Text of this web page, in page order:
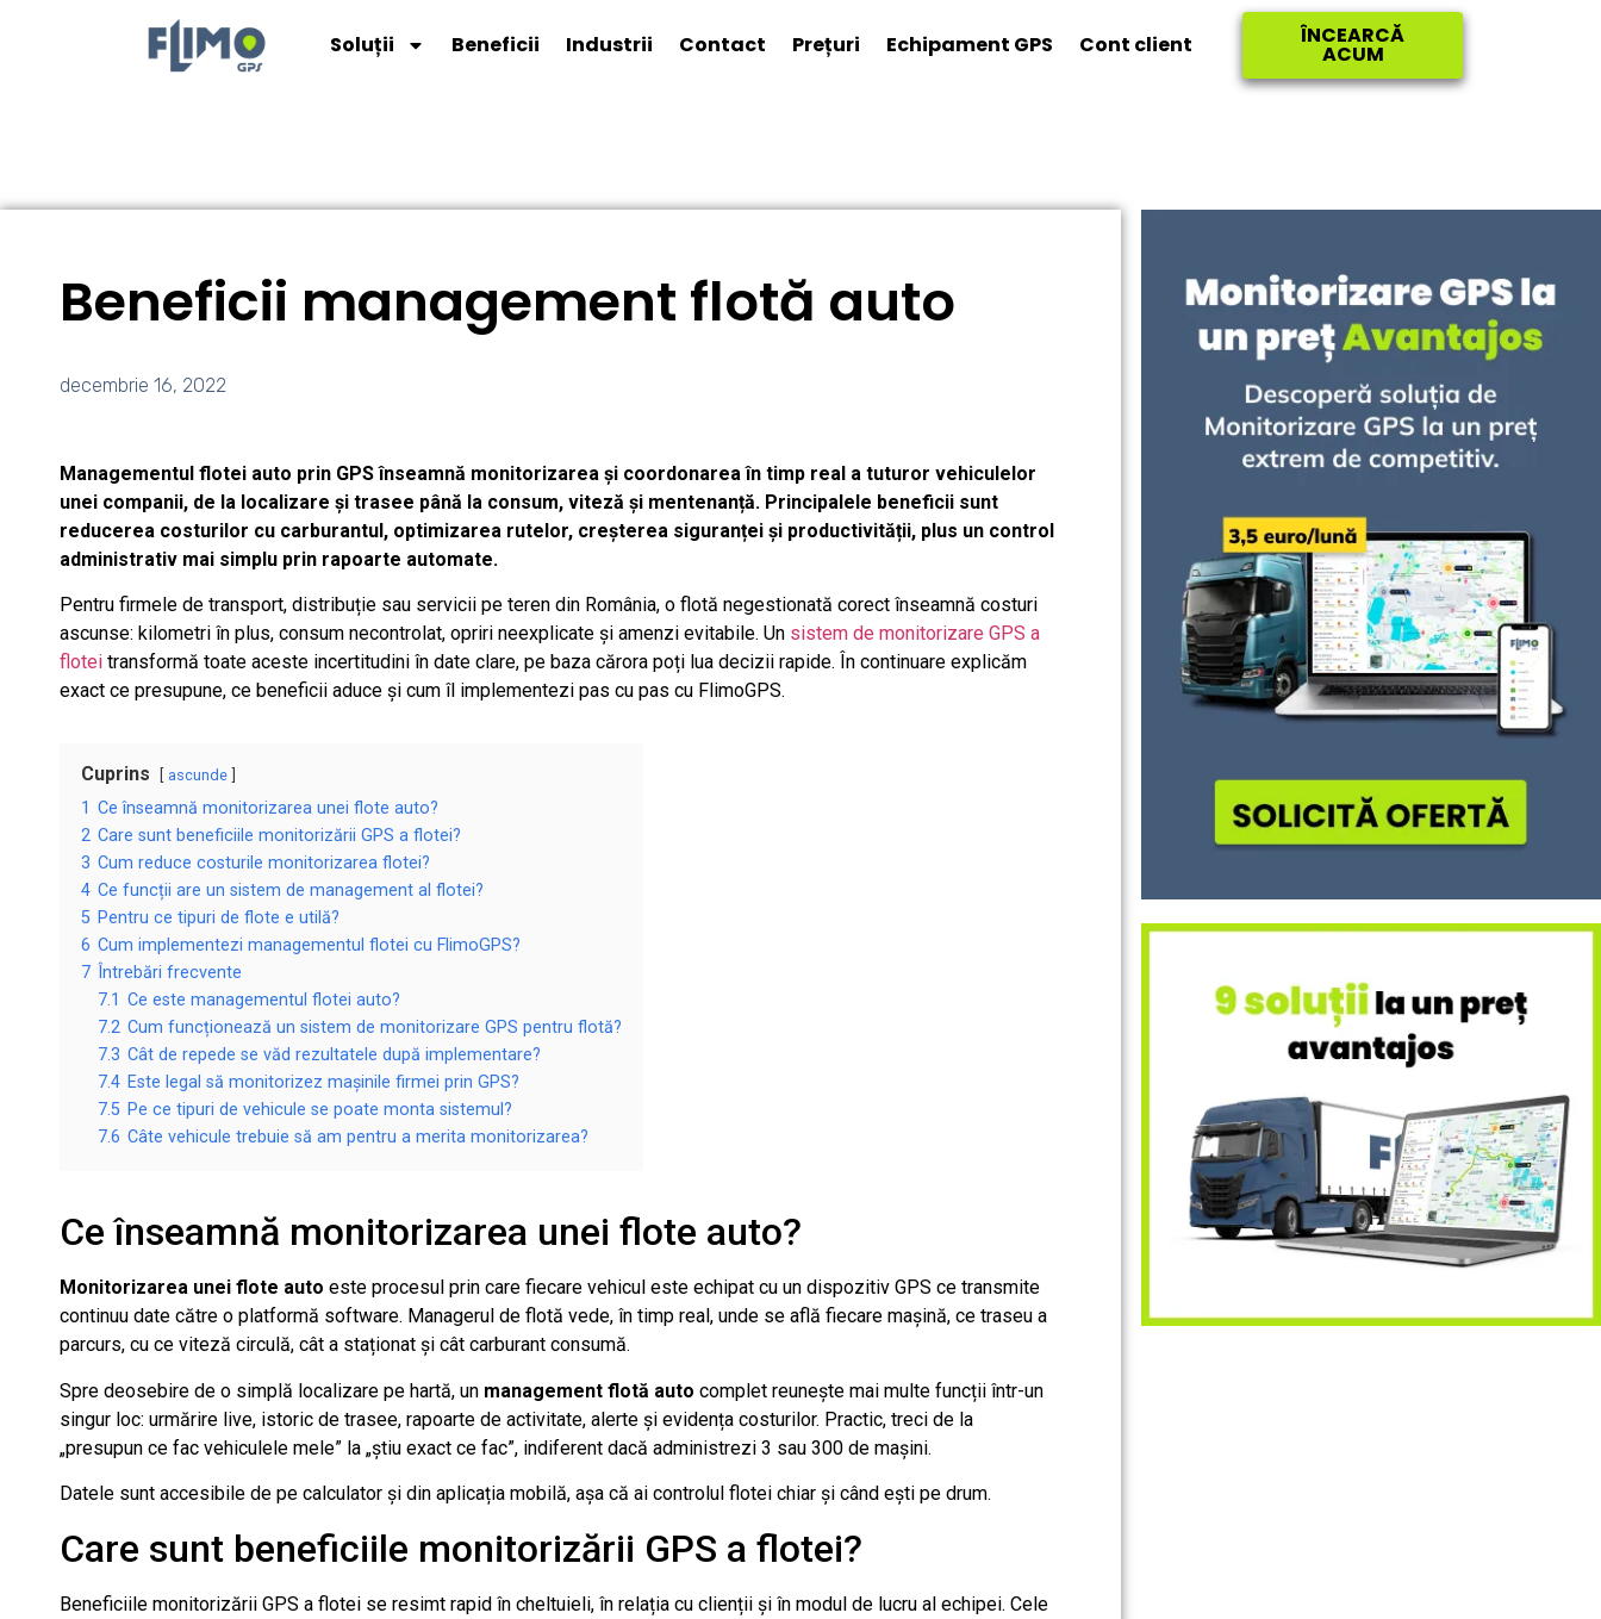
Soluții Beneficii Industrii Contact Prețuri Echipament GPS Cont client ÎNCEARCĂ
ACUM
Beneficii management flotă auto
decembrie 16, 2022
Managementul flotei auto prin GPS înseamnă monitorizarea și coordonarea în timp real a tuturor vehiculelor
unei companii, de la localizare și trasee până la consum, viteză și mentenanță. Principalele beneficii sunt
reducerea costurilor cu carburantul, optimizarea rutelor, creșterea siguranței și productivității, plus un control
administrativ mai simplu prin rapoarte automate.
Pentru firmele de transport, distribuție sau servicii pe teren din România, o flotă negestionată corect înseamnă costuri
ascunse: kilometri în plus, consum necontrolat, opriri neexplicate și amenzi evitabile. Un sistem de monitorizare GPS a
flotei transformă toate aceste incertitudini în date clare, pe baza cărora poți lua decizii rapide. În continuare explicăm
exact ce presupune, ce beneficii aduce și cum îl implementezi pas cu pas cu FlimoGPS.
Cuprins ascunde
1 Ce înseamnă monitorizarea unei flote auto?
2 Care sunt beneficiile monitorizării GPS a flotei?
3 Cum reduce costurile monitorizarea flotei?
4 Ce funcții are un sistem de management al flotei?
5 Pentru ce tipuri de flote e utilă?
6 Cum implementezi managementul flotei cu FlimoGPS?
7 Întrebări frecvente
7.1 Ce este managementul flotei auto?
7.2 Cum funcționează un sistem de monitorizare GPS pentru flotă?
7.3 Cât de repede se văd rezultatele după implementare?
7.4 Este legal să monitorizez mașinile firmei prin GPS?
7.5 Pe ce tipuri de vehicule se poate monta sistemul?
7.6 Câte vehicule trebuie să am pentru a merita monitorizarea?
Ce înseamnă monitorizarea unei flote auto?
Monitorizarea unei flote auto este procesul prin care fiecare vehicul este echipat cu un dispozitiv GPS ce transmite
continuu date către o platformă software. Managerul de flotă vede, în timp real, unde se află fiecare mașină, ce traseu a
parcurs, cu ce viteză circulă, cât a staționat și cât carburant consumă.
Spre deosebire de o simplă localizare pe hartă, un management flotă auto complet reunește mai multe funcții într-un
singur loc: urmărire live, istoric de trasee, rapoarte de activitate, alerte și evidența costurilor. Practic, treci de la
„presupun ce fac vehiculele mele” la „știu exact ce fac”, indiferent dacă administrezi 3 sau 300 de mașini.
Datele sunt accesibile de pe calculator și din aplicația mobilă, așa că ai controlul flotei chiar și când ești pe drum.
Care sunt beneficiile monitorizării GPS a flotei?
Beneficiile monitorizării GPS a flotei se resimt rapid în cheltuieli, în relația cu clienții și în modul de lucru al echipei. Cele